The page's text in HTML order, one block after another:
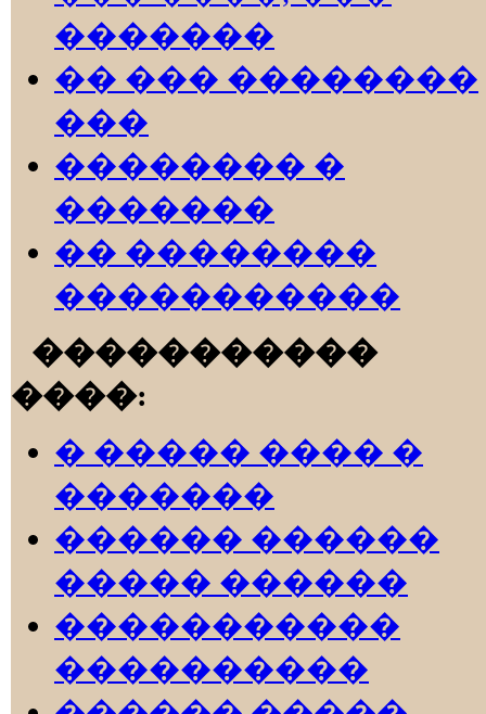
�������
�� ��� ��������
���
�������� �
�������
�� ��������
�����������
�����������
����:
� ����� ���� �
�������
������ ������
����� ������
�����������
����������